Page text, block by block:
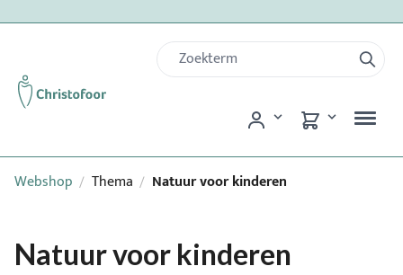
Webshop / Thema / Natuur voor kinderen
Natuur voor kinderen